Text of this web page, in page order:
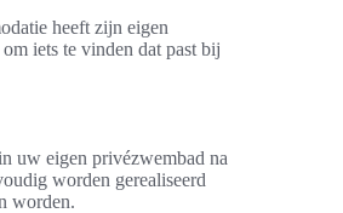
heeft zijn eigen
iets te vinden dat past bij
uw eigen privézwembad na
worden gerealiseerd
worden.